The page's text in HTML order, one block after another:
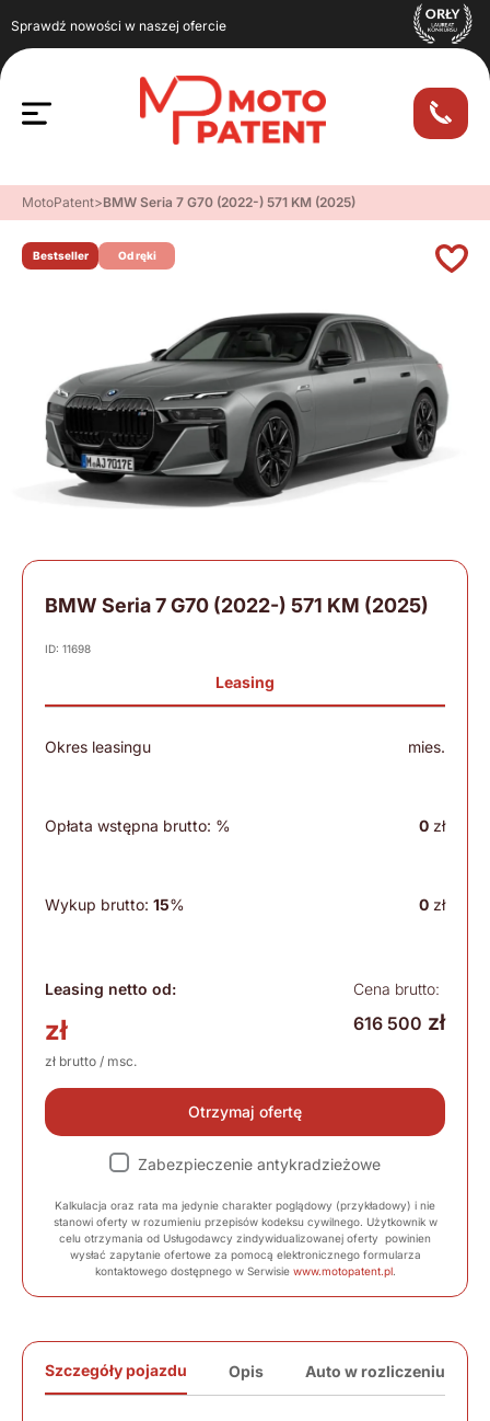
Sprawdź nowości w naszej ofercie
MotoPatent>BMW Seria 7 G70 (2022-) 571 KM (2025)
Bestseller Od ręki
BMW Seria 7 G70 (2022-) 571 KM (2025)
ID: 11698
Leasing
Okres leasingu mies.
Opłata wstępna brutto: % 0 zł
Wykup brutto: 15% 0 zł
Leasing netto od:
zł
zł brutto / msc.
Cena brutto:
616 500 zł
Otrzymaj ofertę
Zabezpieczenie antykradzieżowe
Kalkulacja oraz rata ma jedynie charakter poglądowy (przykładowy) i nie
stanowi oferty w rozumieniu przepisów kodeksu cywilnego. Użytkownik w
celu otrzymania od Usługodawcy zindywidualizowanej oferty powinien
wysłać zapytanie ofertowe za pomocą elektronicznego formularza
kontaktowego dostępnego w Serwisie www.motopatent.pl.
Szczegóły pojazdu Opis Auto w rozliczeniu